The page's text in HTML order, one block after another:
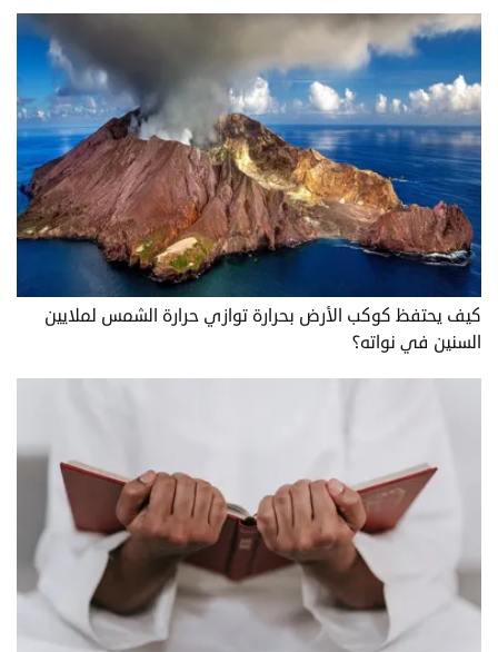
كيف يحتفظ كوكب الأرض بحرارة توازي حرارة الشمس لملايين
السنين في نواته؟